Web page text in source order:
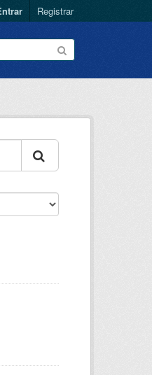
Registrar